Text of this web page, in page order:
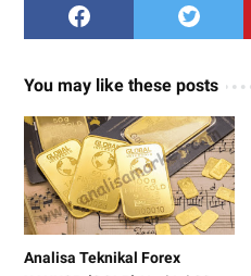
You may like these posts
Analisa Teknikal Forex